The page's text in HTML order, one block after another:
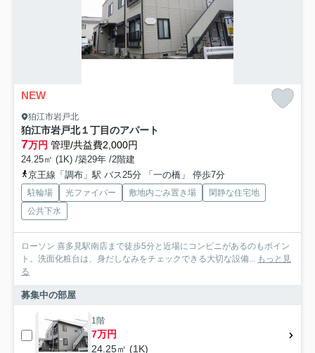
NEW
狛江市岩戸北
狛江市岩戸北１丁目のアパート
7万円 管理/共益費2,000円
24.25㎡ (1K) /築29年 /2階建
京王線「調布」駅 バス25分 「一の橋」 停歩7分
駐輪場 光ファイバー 敷地内ごみ置き場
閑静な住宅地
公共下水
ローソン 喜多見駅南店まで徒歩5分と近場にコンビニがあるのもポイン
ト。洗面化粧台は、身だしなみをチェックできる大切な設備... もっと見
る
募集中の部屋
1階
7万円
24.25㎡ (1K)